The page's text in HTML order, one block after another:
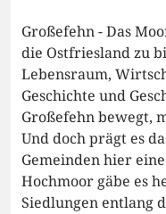
Großefehn - Das
die Ostfriesland zu
Lebensraum,
Geschichte und
Großefehn bewegt,
Und doch prägt es
Gemeinden hier
Hochmoor gäbe es
Siedlungen entlang